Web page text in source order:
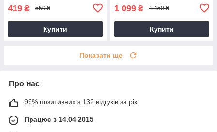
419 ₴ 559 ₴
Купити
1 099 ₴ 1 450 ₴
Купити
Показати ще
Про нас
99% позитивних з 132 відгуків за рік
Працює з 14.04.2015